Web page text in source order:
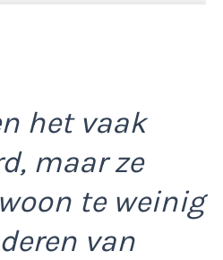
het vaak
maar ze
te weinig
van